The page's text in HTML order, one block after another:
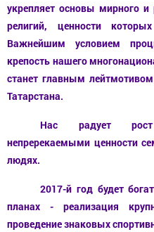
укрепляет основы мирного и
религий, ценности
Важнейшим условием
крепость нашего
станет главным
Татарстана.
Нас радует рост
непререкаемыми ценности
людях.
2017-й годбудет
планах - реализация
проведение знаковых